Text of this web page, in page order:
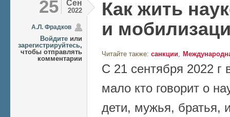
25 Сен
2022
А.Л. Фрадков
Войдите или
зарегистрируйтесь,
чтобы отправлять
комментарии
Как жить
и
Читайте также: санкции
С 21 сентября 2022 г
мало кто говорит о
дети, мужья, братья,